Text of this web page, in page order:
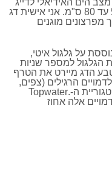
הים האידיאלי לדייג
ברקודות הוא ים עם גלים בגובה של 50 עד 80 ס"מ. אני אישית דג
מפרצונים מוגנים
על גלגול איטי,
הגלגול למספר שניות
הדג מיירט את הטרף
הרגילים (צפים,
שוקעים או "מרחפים"), גם הדמויים מקטגוריית ה-.Topwater
אלה אחוז